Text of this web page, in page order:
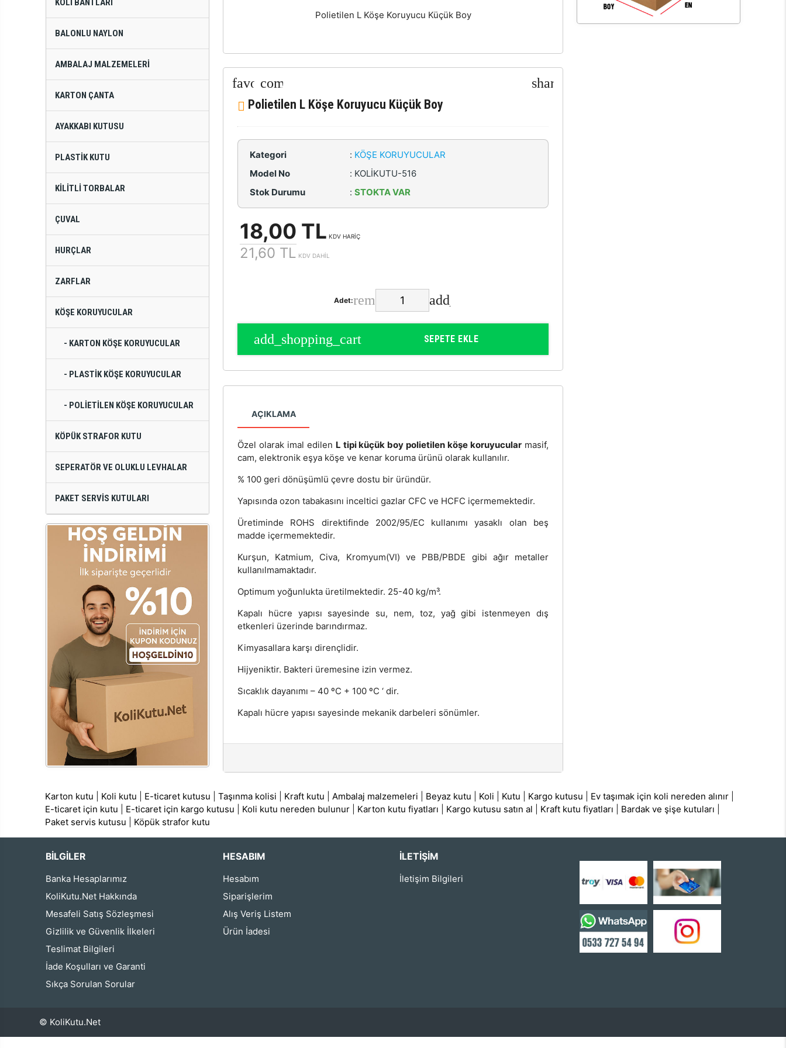
KOLI BANTLARI
BALONLU NAYLON
AMBALAJ MALZEMELERI
KARTON ÇANTA
AYAKKABI KUTUSU
PLASTIK KUTU
KILITLI TORBALAR
ÇUVAL
HURÇLAR
ZARFLAR
KÖŞE KORUYUCULAR
- KARTON KÖŞE KORUYUCULAR
- PLASTIK KÖŞE KORUYUCULAR
- POLIETILEN KÖŞE KORUYUCULAR
KÖPÜK STRAFOR KUTU
SEPERATÖR VE OLUKLU LEVHALAR
PAKET SERVIS KUTULARI
Polietilen L Köşe Koruyucu Küçük Boy
Polietilen L Köşe Koruyucu Küçük Boy
Kategori : KÖŞE KORUYUCULAR
Model No
: KOLİKUTU-516
Stok Durumu
: STOKTA VAR
18,00 TL KDV HARİÇ
21,60 TL KDV DAHİL
Adet:
SEPETE EKLE
AÇIKLAMA
Özel olarak imal edilen L tipi küçük boy polietilen köşe koruyucular masif,
cam, elektronik eşya köşe ve kenar koruma ürünü olarak kullanılır.
% 100 geri dönüşümlü çevre dostu bir üründür.
Yapısında ozon tabakasını inceltici gazlar CFC ve HCFC içermemektedir.
Üretiminde ROHS direktifinde 2002/95/EC kullanımı yasaklı olan beş
madde içermemektedir.
Kurşun, Katmium, Civa, Kromyum(VI) ve PBB/PBDE gibi ağır metaller
kullanılmamaktadır.
Optimum yoğunlukta üretilmektedir. 25-40 kg/m³.
Kapalı hücre yapısı sayesinde su, nem, toz, yağ gibi istenmeyen dış
etkenleri üzerinde barındırmaz.
Kimyasallara karşı dirençlidir.
Hijyeniktir. Bakteri üremesine izin vermez.
Sıcaklık dayanımı – 40 ºC + 100 ºC ‘ dir.
Kapalı hücre yapısı sayesinde mekanik darbeleri sönümler.
Karton kutu Koli kutu E-ticaret kutusu |Taşınma kolisi Kraft kutu Ambalaj malzemeleri Beyaz kutu Koli Kutu Kargo kutusu Ev taşımak için koli nereden alınır
E-ticaret için kutu
E-ticaret için kargo kutusu Koli kutu nereden bulunur Karton kutu fiyatları Kargo kutusu satın al Kraft kutu fiyatları Bardak ve şişe kutuları
Paket servis kutusu
Köpük strafor kutu
BİLGİLER
Banka Hesaplarımız
KoliKutu.Net Hakkında
Mesafeli Satış Sözleşmesi
Gizlilik ve Güvenlik İlkeleri
Teslimat Bilgileri
İade Koşulları ve Garanti
Sıkça Sorulan Sorular
HESABIM
Hesabım
Siparişlerim
Alış Veriş Listem
Ürün İadesi
İLETIŞIM
İletişim Bilgileri
© KoliKutu.Net